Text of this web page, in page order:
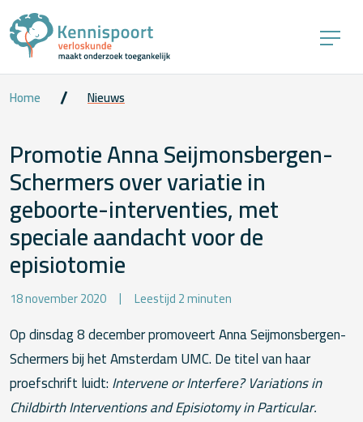
Home Nieuws
Promotie Anna Seijmonsbergen-
Schermers over variatie in
geboorte-interventies, met
speciale aandacht voor de
episiotomie
18 november 2020 Leestijd 2 minuten
Op dinsdag 8 december promoveert Anna Seijmonsbergen-
Schermers bij het Amsterdam UMC. De titel van haar
proefschrift luidt:Intervene or Interfere? Variations in
Childbirth Interventions and Episiotomy in Particular.